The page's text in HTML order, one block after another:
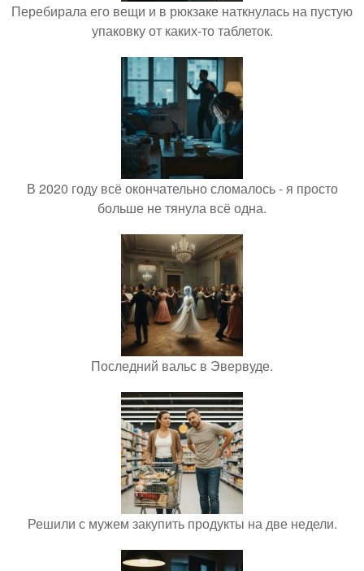
Перебирала его вещи и в рюкзаке наткнулась на пустую
упаковку от каких-то таблеток.
В 2020 году всё окончательно сломалось - я просто
больше не тянула всё одна.
Последний вальс в Эвервуде.
Решили с мужем закупить продукты на две недели.